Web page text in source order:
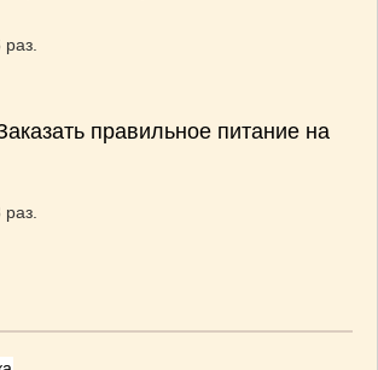
правильное питание на